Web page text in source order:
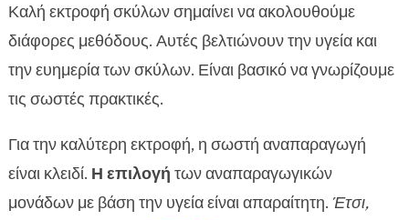
Καλή εκτροφή σκύλων σημαίνει να ακολουθούμε
διάφορες μεθόδους. Αυτές βελτιώνουν την υγεία και
την ευημερία των σκύλων. Είναι βασικό να γνωρίζουμε
τις σωστές πρακτικές.
Για την καλύτερη εκτροφή, η σωστή αναπαραγωγή
είναι κλειδί. Η επιλογή των αναπαραγωγικών
μονάδων με βάση την υγεία είναι απαραίτητη. Έτσι,